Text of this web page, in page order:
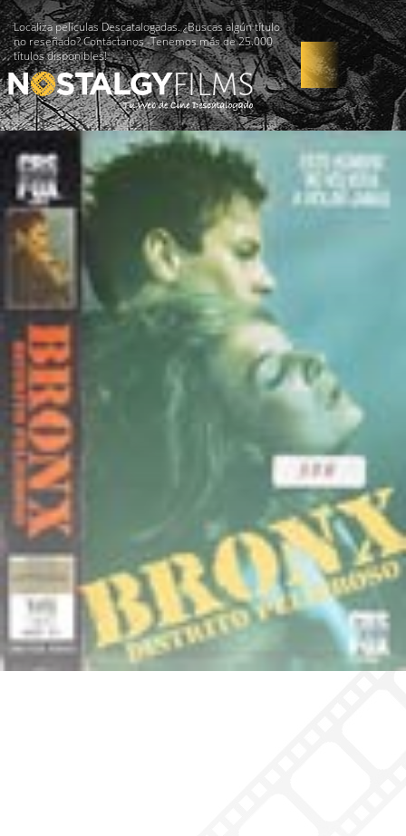
Localiza películas Descatalogadas. ¿Buscas algún título
no reseñado? Contáctanos -Tenemos más de 25.000
títulos disponibles!